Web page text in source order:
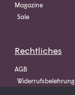
Magazine
Sale
Rechtliches
AGB
Widerrufsbelehrung